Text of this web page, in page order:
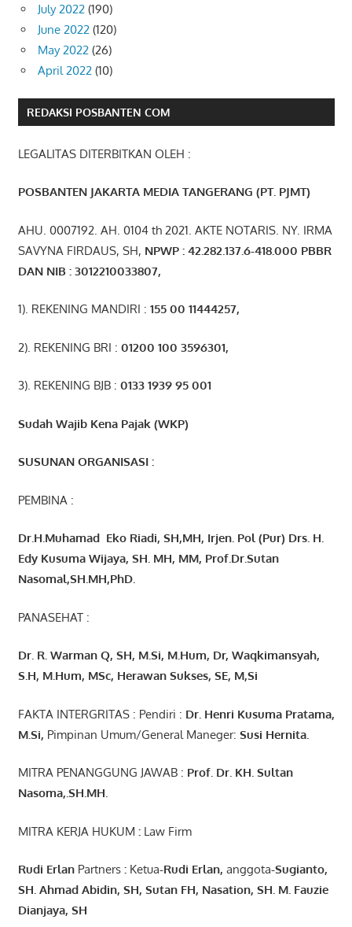
July 2022 (190)
June 2022 (120)
May 2022 (26)
April 2022 (10)
REDAKSI POSBANTEN COM
LEGALITAS DITERBITKAN OLEH :
POSBANTEN JAKARTA MEDIA TANGERANG (PT. PJMT)
AHU. 0007192. AH. 0104 th 2021. AKTE NOTARIS. NY. IRMA
SAVYNA FIRDAUS, SH, NPWP : 42. 282 .137.6-418.000 PBBR
DAN NIB :3012210033807,
1). REKENING MANDIRI : 155 00 11444257,
2). REKENING BRI : 01200 100 3596301,
3). REKENING BJB : 0133 1939 95 001
Sudah Wajib Kena Pajak (WKP)
SUSUNAN ORGANISASI :
PEMBINA :
Dr.H.Muhamad Eko Riadi, SH,MH, Irjen. Pol (Pur) Drs. H.
Edy Kusuma Wijaya, SH. MH, MM, Prof.Dr.Sutan
Nasomal,SH.MH,PhD.
PANASEHAT :
Dr. R. Warman Q, SH, M.Si, M.Hum, Dr, Waqkimansyah,
S.H, M.Hum, MSc, Herawan Sukses, SE, M,Si
FAKTA INTERGRITAS : Pendiri : Dr. Henri Kusuma Pratama,
M.Si, Pimpinan Umum/General Maneger: Susi Hernita.
MITRA PENANGGUNG JAWAB : Prof. Dr. KH. Sultan
Nasoma,.SH.MH.
MITRA KERJA HUKUM : Law Firm
Rudi ErlanPartners : Ketua-Rudi Erlan, anggota-Sugianto,
SH. Ahmad Abidin, SH, SutanFH, Nasation, SH. M. Fauzie
Dianjaya, SH